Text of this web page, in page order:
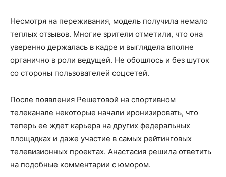
Несмотря на переживания, модель получила немало
теплых отзывов. Многие зрители отметили, что она
уверенно держалась в кадре и выглядела вполне
органично в роли ведущей. Не обошлось и без шуток
со стороны пользователей соцсетей.
После появления Решетовой на спортивном
телеканале некоторые начали иронизировать, что
теперь ее ждет карьера на других федеральных
площадках и даже участие в самых рейтинговых
телевизионных проектах. Анастасия решила ответить
на подобные комментарии с юмором.